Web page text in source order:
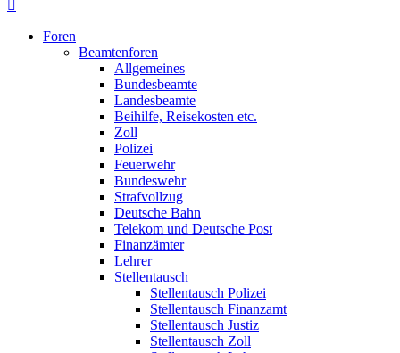
Foren
Beamtenforen
Allgemeines
Bundesbeamte
Landesbeamte
Beihilfe, Reisekosten etc.
Zoll
Polizei
Feuerwehr
Bundeswehr
Strafvollzug
Deutsche Bahn
Telekom und Deutsche Post
Finanzämter
Lehrer
Stellentausch
Stellentausch Polizei
Stellentausch Finanzamt
Stellentausch Justiz
Stellentausch Zoll